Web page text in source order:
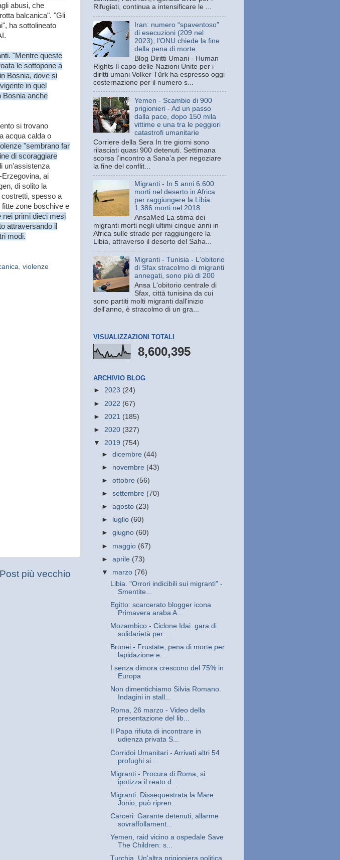
abusi, che
balcanica". "Gli
ha sottolineato
"Mentre queste
le sottopone a
Bosnia, dove si
in quel
Bosnia anche
si trovano
acqua calda o
"sembrano far
di scoraggiare
un'assistenza
Erzegovina, ai
di solito la
spesso a
zone boschive e
nei primi dieci mesi
attraversando il
modi.
violenze
Post più vecchio
Rifugiati, continua a intensificare le ...
Iran: numero “spaventoso”
di esecuzioni (209 nel
2023), l'ONU chiede la fine
della pena di morte.
Blog Diritti Umani - Human
Rights Il capo delle Nazioni Unite per i
diritti umani Volker Türk ha espresso oggi
costernazione per il numero s...
Yemen - Scambio di 900
prigionieri - Ad un passo
dalla pace, dopo 150 mila
vittime e una tra le peggiori
catastrofi umanitarie
Corriere della Sera In tre giorni sono
rilasciati quasi 900 detenuti. Settimana
scorsa l’incontro a Sana’a per negoziare
la fine del conflit...
Migranti - In 5 anni 6.600
morti nel deserto in Africa
per raggiungere la Libia.
1.386 morti nel 2018
AnsaMed La stima dei
migranti morti negli ultimi cinque anni in
Africa sulle strade per raggiungere la
Libia, attraverso il deserto del Saha...
Migranti - Tunisia - L'obitorio
di Sfax stracolmo di migranti
annegati, sono più di 200
Ansa L'obitorio centrale di
Sfax, città tunisina da cui
sono partiti molti migranti dall'inizio
dell'anno, è stracolmo di un gra...
VISUALIZZAZIONI TOTALI
8,600,395
ARCHIVIO BLOG
► 2023 (24)
► 2022 (67)
► 2021 (185)
► 2020 (327)
▼ 2019 (754)
►dicembre (44)
► novembre (43)
►ottobre (56)
►settembre (70)
►agosto (23)
►
luglio (60)
►giugno (60)
► maggio (67)
►aprile (73)
▼ marzo (76)
Libia. "Orrori indicibili sui migranti" -
Smentite...
Egitto: scarcerato blogger icona
Primavera araba A...
Mozambico - Ciclone Idai: gara di
solidarietà per ...
Brunei - Frustate, pena di morte per
lapidazione e...
I senza dimora crescono del 75% in
Europa
Non dimentichiamo Silvia Romano.
Indagini in stall...
Roma, 26 marzo - Video della
presentazione del lib...
Il Papa rifiuta di incontrare in
udienza privata S...
Corridoi Umanitari - Arrivati altri 54
profughi si...
Migranti - Procura di Roma, si
ipotizza il reato d...
Migranti. Dissequestrata la Mare
Jonio, può ripren...
Carceri: Garante detenuti, allarme
sovraffollament...
Yemen, raid vicino a ospedale Save
The Children: s...
Turchia. Un'altra prigioniera politica